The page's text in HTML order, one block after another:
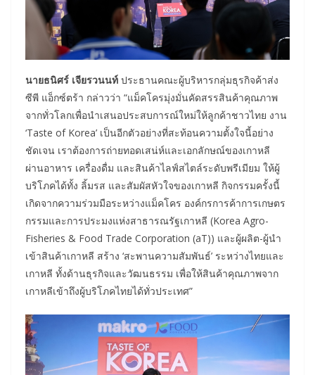
นายธนิศร์ เจียรวนนท์ ประธานคณะผู้บริหารกลุ่มธุรกิจค้าส่ง
ซีพี แอ็กซ์ตร้า กล่าวว่า “แม็คโครมุ่งมั่นคัดสรรสินค้าคุณภาพ
จากทั่วโลกเพื่อนำเสนอประสบการณ์ใหม่ให้ลูกค้าชาวไทย งาน
‘Taste of Korea’ เป็นอีกตัวอย่างที่สะท้อนความตั้งใจนี้อย่าง
ชัดเจน เราต้องการถ่ายทอดเสน่ห์และเอกลักษณ์ของเกาหลี
ผ่านอาหาร เครื่องดื่ม และสินค้าไลฟ์สไตล์ระดับพรีเมียม ให้ผู้
บริโภคได้ทั้ง ลิ้มรส และสัมผัสหัวใจของเกาหลี กิจกรรมครั้งนี้
เกิดจากความร่วมมือระหว่างแม็คโคร องค์กรการค้าการเกษตร
กรรมและการประมงแห่งสาธารณรัฐเกาหลี (Korea Agro-
Fisheries & Food Trade Corporation (aT)) และผู้ผลิต-ผู้นำ
เข้าสินค้าเกาหลี สร้าง ‘สะพานความสัมพันธ์’ ระหว่างไทยและ
เกาหลี ทั้งด้านธุรกิจและวัฒนธรรม เพื่อให้สินค้าคุณภาพจาก
เกาหลีเข้าถึงผู้บริโภคไทยได้ทั่วประเทศ”